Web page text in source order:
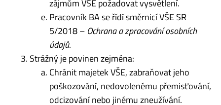
zájmům VŠE požadovat vysvětlení.
Pracovník BA se řídí směrnicí VŠE SR
5/2018 – Ochrana a zpracování osobních
údajů.
Strážný je povinen zejména:
Chránit majetek VŠE, zabraňovat jeho
poškozování, nedovolenému přemisťování,
odcizování nebo jinému zneužívání.